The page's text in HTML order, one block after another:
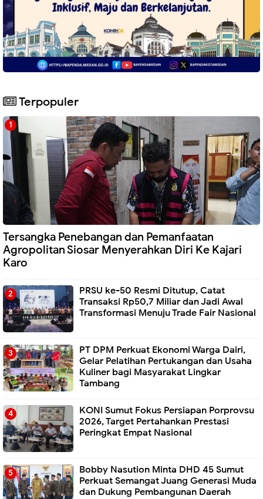
Terpopuler
Tersangka Penebangan dan Pemanfaatan
Agropolitan Siosar Menyerahkan Diri Ke Kajari
Karo
PRSU ke-50 Resmi Ditutup, Catat
Transaksi Rp50,7 Miliar dan Jadi Awal
Transformasi Menuju Trade Fair Nasional
PT DPM Perkuat Ekonomi Warga Dairi,
Gelar Pelatihan Pertukangan dan Usaha
Kuliner bagi Masyarakat Lingkar
Tambang
KONI Sumut Fokus Persiapan Porprovsu
2026, Target Pertahankan Prestasi
Peringkat Empat Nasional
Bobby Nasution Minta DHD 45 Sumut
Perkuat Semangat Juang Generasi Muda
dan Dukung Pembangunan Daerah